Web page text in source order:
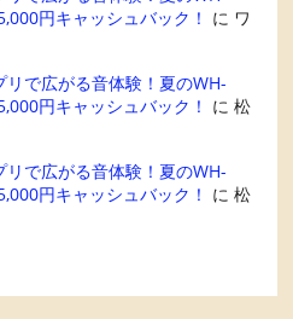
円キャッシュバック！ に ワ
リで広がる音体験！夏のWH-
円キャッシュバック！ に松
リで広がる音体験！夏のWH-
円キャッシュバック！ に松